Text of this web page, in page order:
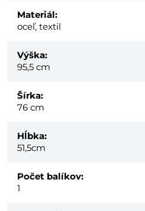
Materiál:
oceľ, textil
Výška:
95,5 cm
Šírka:
76 cm
Hĺbka:
51,5cm
Počet balíkov:
1